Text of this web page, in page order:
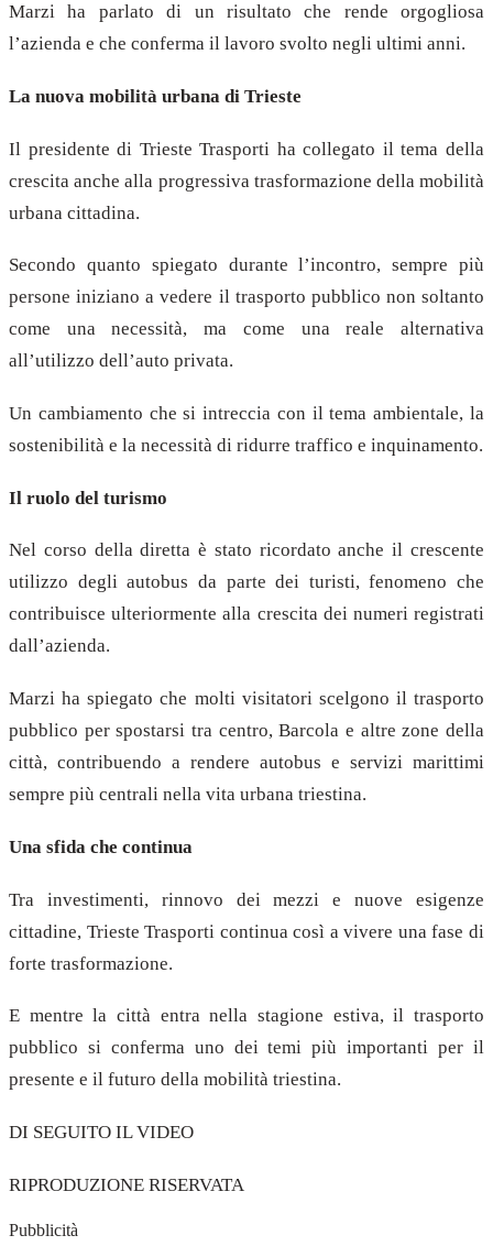
Marzi ha parlato di un risultato che rende orgogliosa
l’azienda e che conferma il lavoro svolto negli ultimi anni.
La nuova mobilità urbana di Trieste
Il presidente di Trieste Trasporti ha collegato il tema della
crescita anche alla progressiva trasformazione della mobilità
urbana cittadina.
Secondo quanto spiegato durante l’incontro, sempre più
persone iniziano a vedere il trasporto pubblico non soltanto
come una necessità, ma come una reale alternativa
all’utilizzo dell’auto privata.
Un cambiamento che si intreccia con il tema ambientale, la
sostenibilità e la necessità di ridurre traffico e inquinamento.
Il ruolo del turismo
Nel corso della diretta è stato ricordato anche il crescente
utilizzo degli autobus da parte dei turisti, fenomeno che
contribuisce ulteriormente alla crescita dei numeri registrati
dall’azienda.
Marzi ha spiegato che molti visitatori scelgono il trasporto
pubblico per spostarsi tra centro, Barcola e altre zone della
città, contribuendo a rendere autobus e servizi marittimi
sempre più centrali nella vita urbana triestina.
Una sfida che continua
Tra investimenti, rinnovo dei mezzi e nuove esigenze
cittadine, Trieste Trasporti continua così a vivere una fase di
forte trasformazione.
E mentre la città entra nella stagione estiva, il trasporto
pubblico si conferma uno dei temi più importanti per il
presente e il futuro della mobilità triestina.
DI SEGUITO IL VIDEO
RIPRODUZIONE RISERVATA
Pubblicità